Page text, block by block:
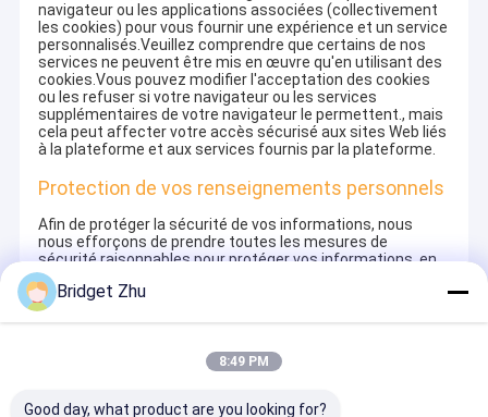
navigateur ou les applications associées (collectivement
les cookies) pour vous fournir une expérience et un service
personnalisés.Veuillez comprendre que certains de nos
services ne peuvent être mis en œuvre qu'en utilisant des
cookies.Vous pouvez modifier l'acceptation des cookies
ou les refuser si votre navigateur ou les services
supplémentaires de votre navigateur le permettent., mais
cela peut affecter votre accès sécurisé aux sites Web liés
à la plateforme et aux services fournis par la plateforme.
Protection de vos renseignements personnels
Afin de protéger la sécurité de vos informations, nous
nous efforçons de prendre toutes les mesures de
sécurité raisonnables pour protéger vos informations, en
cas de fuite, de dommage ou de perte d'informations,y
compris, mais sans s'y limiter, SSLNous gérons également
strictement les employés ou les fournisseurs qui peuvent
être exposés à vos informations,y compris, mais sans s'y
en prenant différents contrôles des autorités en fonction
Bridget Zhu
8:49 PM
Good day, what product are you looking for?